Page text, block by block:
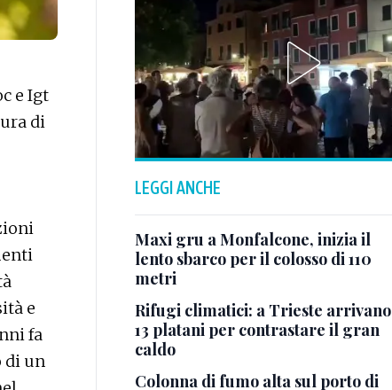
e Igt
di
e
fa
di un
LEGGI ANCHE
Maxi gru a Monfalcone, inizia il
lento sbarco per il colosso di 110
metri
Rifugi climatici: a Trieste arrivano
13 platani per contrastare il gran
caldo
Colonna di fumo alta sul porto di